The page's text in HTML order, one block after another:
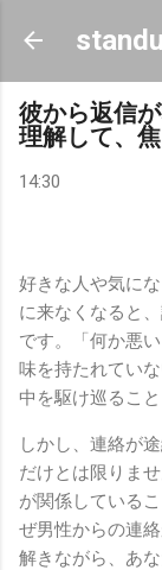
スキ
彼から返信
理解して、
14:30
好きな人や気に
に来なくなると
です。「何か悪
味を持たれてい
中を駆け巡ること
しかし、連絡が
だけとは限りま
が関係している
ぜ男性からの連
解きながら、あ